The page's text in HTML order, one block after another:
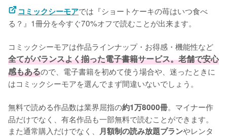
コミックシーモアでは『ショートケーキの苺はいつ食べ
る？』1冊分を今すぐ70%オフで読むことが出来ます。
コミックシーモアは作品ラインナップ・お得感・機能性など
全てがバランスよく揃った電子書籍サービス。老舗で安心
感もあるので、電子書籍を初めて使う場合や、迷ったときに
はコミックシーモアを選んでまず間違いないでしょう。
無料で読める作品数は業界屈指の約1万8000冊。マイナー作
品だけでなく、有名作品も一部無料で読むことができます。
また通常購入だけでなく、 月額制の読み放題プランやレンタ